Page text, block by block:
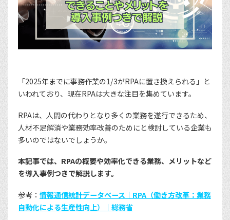
「2025年までに事務作業の1/3がRPAに置き換えられる」と
いわれており、現在RPAは大きな注目を集めています。
RPAは、人間の代わりとなり多くの業務を遂行できるため、
人材不足解消や業務効率改善のためにと検討している企業も
多いのではないでしょうか。
本記事では、RPAの概要や効率化できる業務、メリットなど
を導入事例つきで解説します。
参考： 情報通信統計データベース｜RPA（働き方改革：業務
自動化による生産性向上）｜総務省